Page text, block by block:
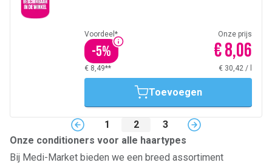
Voordeel*
-5%
Onze prijs
€ 8,06
€ 8,49** € 30,42 /
Toevoegen
1 2
3
Onze conditioners voor alle haartypes
Bij Medi-Market bieden we een breed assortiment